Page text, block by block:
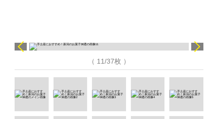
（ 11/37枚 ）